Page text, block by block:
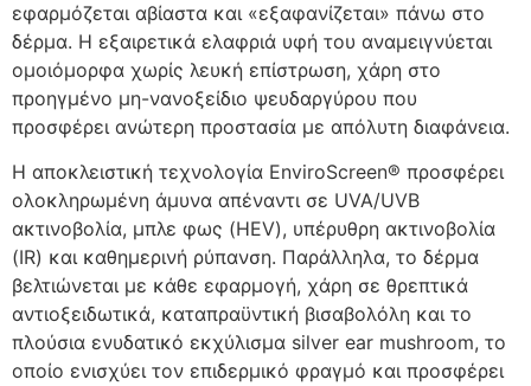
εφαρμόζεται αβίαστα και «εξαφανίζεται» πάνω στο
δέρμα. Η εξαιρετικά ελαφριά υφή του αναμειγνύεται
ομοιόμορφα χωρίς λευκή επίστρωση, χάρη στο
προηγμένο μη-νανοξείδιο ψευδαργύρου που
προσφέρει ανώτερη προστασία με απόλυτη διαφάνεια.
Η αποκλειστική τεχνολογία EnviroScreen® προσφέρει
ολοκληρωμένη άμυνα απέναντι σε UVA/UVB
ακτινοβολία, μπλε φως (HEV), υπέρυθρη ακτινοβολία
(IR) και καθημερινή ρύπανση. Παράλληλα, το δέρμα
βελτιώνεται με κάθε εφαρμογή, χάρη σε θρεπτικά
αντιοξειδωτικά, καταπραϋντική βισαβολόλη και το
πλούσια ενυδατικό εκχύλισμα silver ear mushroom, το
οποίο ενισχύει τον επιδερμικό φραγμό και προσφέρει